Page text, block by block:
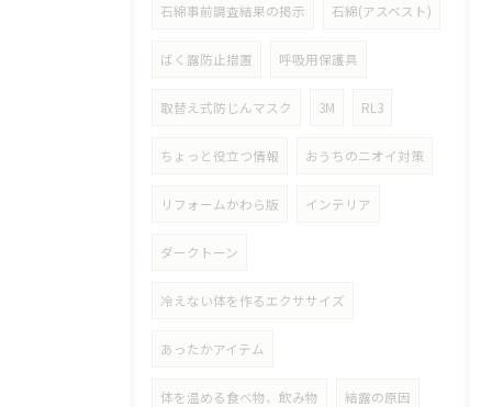
石綿事前調査結果の掲示 石綿(アスベスト)
ばく露防止措置 呼吸用保護具
取替え式防じんマスク 3M RL3
ちょっと役立つ情報 おうちのニオイ対策
リフォームかわら版 インテリア
ダークトーン
冷えない体を作るエクササイズ
あったかアイテム
体を温める食べ物、飲み物 結露の原因